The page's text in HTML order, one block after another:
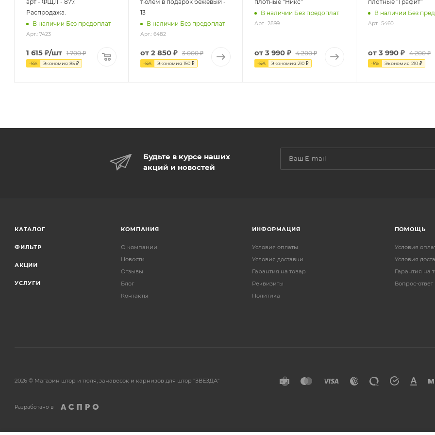
арт - ФЩЛ - 877.
Распродажа.
В наличии Без предоплат
Арт.: 7423
1 615 ₽/шт 1 700₽
-5% Экономия 85 ₽
тюлем в подарок бежевый -
13
В наличии Без предоплат
Арт.: 6482
от 2 850 ₽ 3 000 ₽
-5% Экономия 150 ₽
плотные "Никс"
В наличии Без предоплат
Арт.: 2899
от 3 990 ₽ 4 200 ₽
-5% Экономия 210 ₽
плотные "Графит"
В наличии Без
Арт.: 5460
от3 990 ₽ 4 200 ₽
-5% Экономия210 ₽
Будьте в курсе наших
акций и новостей
КАТАЛОГ
ФИЛЬТР
АКЦИИ
УСЛУГИ
КОМПАНИЯ
О компании
Новости
Отзывы
Блог
Контакты
ИНФОРМАЦИЯ
Условия оплаты
Условия доставки
Гарантия на товар
Реквизиты
Политика
ПОМОЩЬ
Условия
Условия
Гарантия на
Вопрос-ответ
2026 © Магазин штор и тюля, занавесок и карнизов для штор "ЗВЕЗДА"
Разработано в